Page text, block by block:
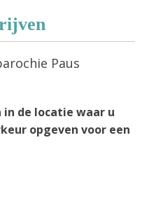
Paus
de locatie waar u
opgeven voor een